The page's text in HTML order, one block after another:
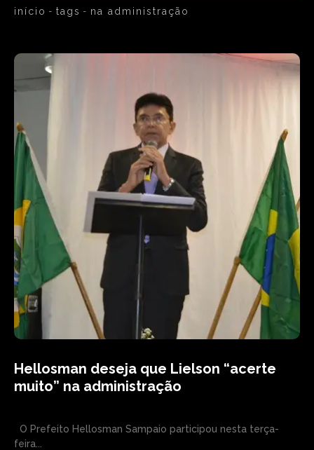
início tags na administração
Hellosman deseja que Lielson “acerte
muito” na administração
O Prefeito Hellosman Sampaio participou nesta terça-
feira...